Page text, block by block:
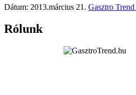
Dátum: 2013.március 21. Gasztro Trend
Rólunk